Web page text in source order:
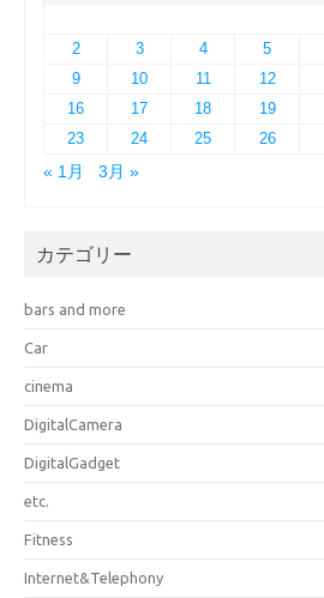
2
3 4 5
9
10 11 12
16
17 18 19
23
24 25 26
« 1月
3月 »
カテゴリー
bars and more
Car
cinema
DigitalCamera
DigitalGadget
etc.
Fitness
Internet&Telephony